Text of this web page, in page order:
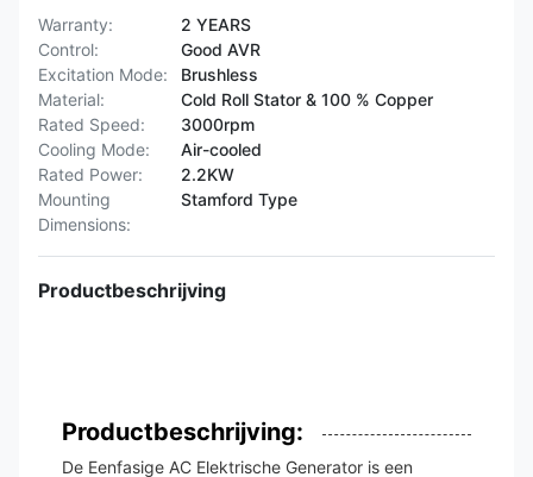
Warranty:
2 YEARS
Control:
Good AVR
Excitation Mode:
Brushless
Material:
Cold Roll Stator & 100 % Copper
Rated Speed:
3000rpm
Cooling Mode:
Air-cooled
Rated Power:
2.2KW
Mounting
Dimensions:
Stamford Type
Productbeschrijving
Productbeschrijving:
De Eenfasige AC Elektrische Generator is een